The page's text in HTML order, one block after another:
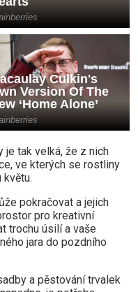
je tak velká, že z nich
ve kterých se rostliny
květu.
pokračovat a jejich
pro kreativní
trochu úsilí a vaše
jara do pozdního
a pěstování trvalek